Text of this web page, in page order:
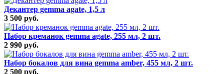
Декантер gemma agate, 1,5 л
3 500 руб.
Набор креманок gemma agate, 255 мл, 2 шт.
2 990 руб.
Набор бокалов для вина gemma amber, 455 мл, 2 шт.
2 500 руб.